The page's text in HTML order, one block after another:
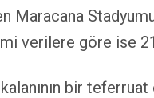
Maracana
verilere göre ise
bir